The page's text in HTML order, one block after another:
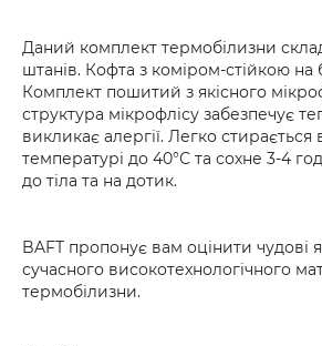
Даний комплект термобілизни
штанів. Кофта з коміром-стійкою на
Комплект пошитий з якісного
структура мікрофлісу забезпечує
викликає алергії. Легко
температурі до 40°С та сохне 3-4
до тіла та на дотик.
BAFT пропонує вам оцінити чудові
сучасного високотехнологічного
термобілизни.